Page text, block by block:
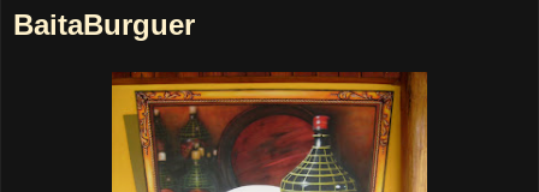
BaitaBurguer